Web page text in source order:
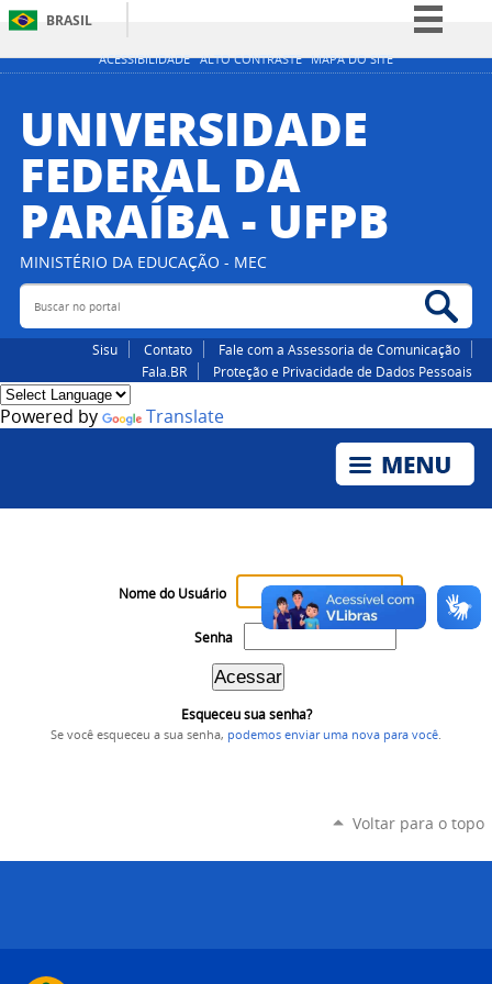
ACESSIBILIDADE ALTO CONTRASTE MAPA DO SITE
BRASIL
Simplifique!
Participe
Acesso à informação
Canais
UNIVERSIDADE
FEDERAL DA
PARAÍBA - UFPB
MINISTÉRIO DA EDUCAÇÃO - MEC
Buscar no portal
Sisu Contato
Fale com a Assessoria de Comunicação
Fala.BR
Proteção e Privacidade de Dados Pessoais
Powered by Translate
Nome do Usuário
Senha
Esqueceu sua senha?
Se você esqueceu a sua senha, podemos enviar uma nova para você
Voltar para o topo